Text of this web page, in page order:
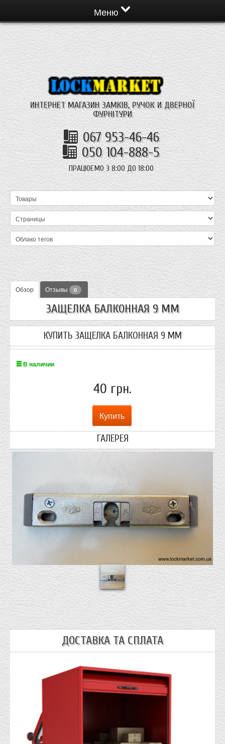
Меню
ИНТЕРНЕТ МАГАЗИН ЗАМКІВ, РУЧОК И ДВЕРНОЇ
ФУРНІТУРИ
067 953-46-46
050 104-888-5
ПРАЦЮЕМО З 8:00 ДО 18:00
Обзор Отзывы 0
ЗАЩЕЛКА БАЛКОННАЯ 9 ММ
КУПИТЬ ЗАЩЕЛКА БАЛКОННАЯ 9 ММ
В наличии
40 грн.
ГАЛЕРЕЯ
ДОСТАВКА ТА СПЛАТА